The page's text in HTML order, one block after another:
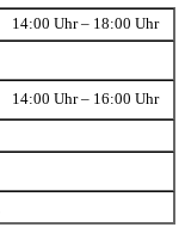
14:00 Uhr – 18:00 Uhr
14:00 Uhr – 16:00 Uhr